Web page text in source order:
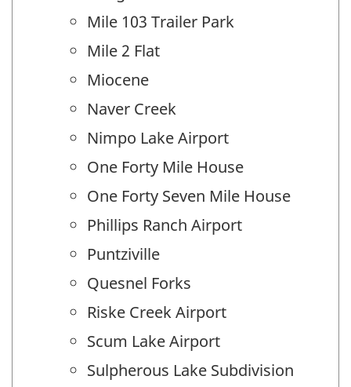
Mile 103 Trailer Park
Mile 2 Flat
Miocene
Naver Creek
Nimpo Lake Airport
One Forty Mile House
One Forty Seven Mile House
Phillips Ranch Airport
Puntziville
Quesnel Forks
Riske Creek Airport
Scum Lake Airport
Sulpherous Lake Subdivision